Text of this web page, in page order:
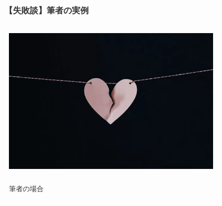
【失敗談】筆者の実例
筆者の場合